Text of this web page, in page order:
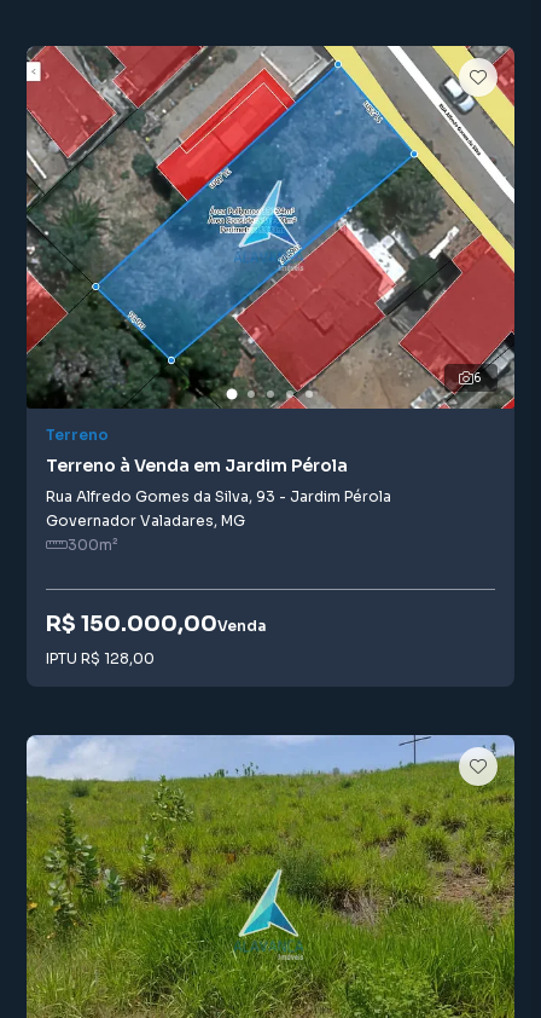
6
Terreno
Terreno à Venda em Jardim Pérola
Rua Alfredo Gomes da Silva, 93 - Jardim Pérola
Governador Valadares, MG
300m²
R$ 150.000,00Venda
IPTU R$ 128,00